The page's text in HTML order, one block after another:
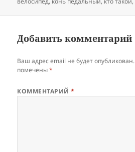
Добавить комментарий
Ваш адрес email не будет опубликован.
помечены*
КОММЕНТАРИЙ*